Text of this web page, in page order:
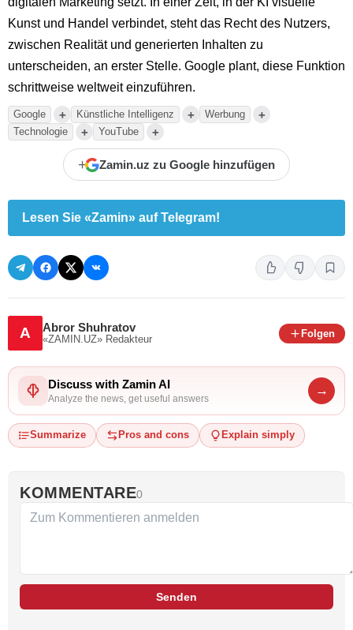
Kunst und Handel verbindet, steht das Recht des Nutzers,
zwischen Realität und generierten Inhalten zu
unterscheiden, an erster Stelle. Google plant, diese Funktion
schrittweise weltweit einzuführen.
Google + Künstliche Intelligenz + Werbung +
Technologie + YouTube +
+ Zamin.uz zu Google hinzufügen
Lesen Sie «Zamin» auf Telegram!
A Abror Shuhratov
«ZAMIN.UZ» Redakteur
Folgen
Discuss with Zamin AI
Analyze the news, get useful answers
→
Summarize Pros and cons Explain simply
KOMMENTARE0
Senden